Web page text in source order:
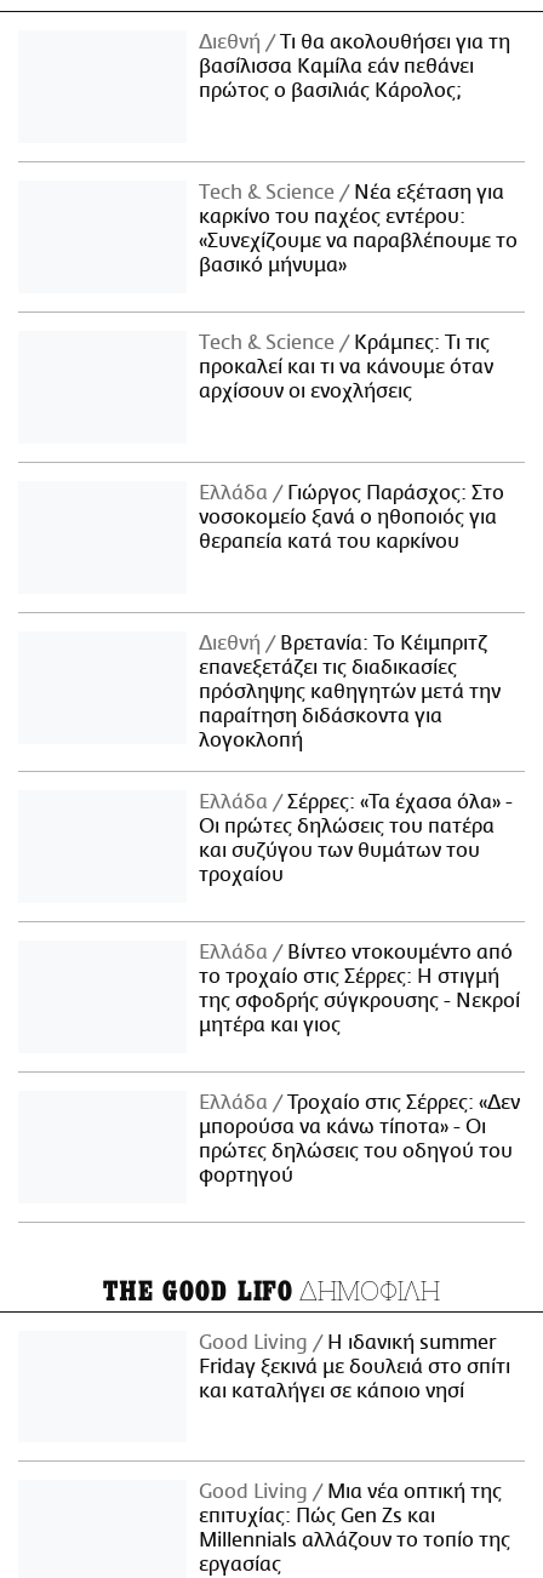
Διεθνή
Τι θα ακολουθήσει για τη
βασίλισσα Καμίλα εάν πεθάνει
πρώτος ο βασιλιάς Κάρολος;
Τech & Science
Νέα εξέταση για
καρκίνο του παχέος εντέρου:
«Συνεχίζουμε να παραβλέπουμε το
βασικό μήνυμα»
Τech & Science
Κράμπες: Τι τις
προκαλεί και τι να κάνουμε όταν
αρχίσουν οι ενοχλήσεις
Ελλάδα
Γιώργος Παράσχος: Στο
νοσοκομείο ξανά ο ηθοποιός για
θεραπεία κατά του καρκίνου
Διεθνή
Βρετανία: Το Κέιμπριτζ
επανεξετάζει τις διαδικασίες
πρόσληψης καθηγητών μετά την
παραίτηση διδάσκοντα για
λογοκλοπή
Ελλάδα
Σέρρες: «Τα έχασα όλα» -
Οι πρώτες δηλώσεις του πατέρα
και συζύγου των θυμάτων του
τροχαίου
Ελλάδα
Βίντεο ντοκουμέντο από
το τροχαίο στις Σέρρες: Η στιγμή
της σφοδρής σύγκρουσης - Νεκροί
μητέρα και γιος
Ελλάδα
Τροχαίο στις Σέρρες: «Δεν
μπορούσα να κάνω τίποτα» - Οι
πρώτες δηλώσεις του οδηγού του
φορτηγού
THE GOOD LIFO ΔΗΜΟΦΙΛΗ
Good Living
Η ιδανική summer
Friday ξεκινά με δουλειά στο σπίτι
και καταλήγει σε κάποιο νησί
Good Living
Μια νέα οπτική της
επιτυχίας: Πώς Gen Zs και
Millennials αλλάζουν το τοπίο της
εργασίας